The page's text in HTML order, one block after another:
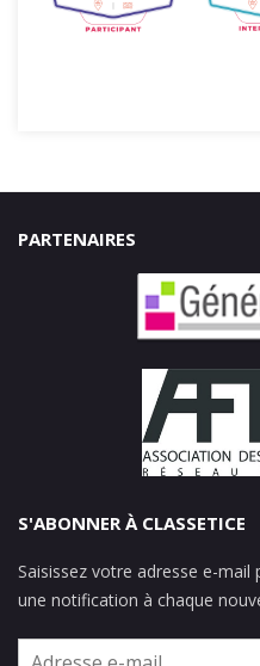
PARTENAIRES
S'ABONNER À CLASSETICE
Saisissez votre adresse e-
une notification à chaque
Adresse